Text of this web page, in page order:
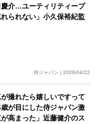
介…ユーティリティープ
られない」小久保裕紀監
侍ジャパン | 2026/04/22
が撮れたら嬉しいですって
が目にした侍ジャパン激
高まった」近藤健介のス